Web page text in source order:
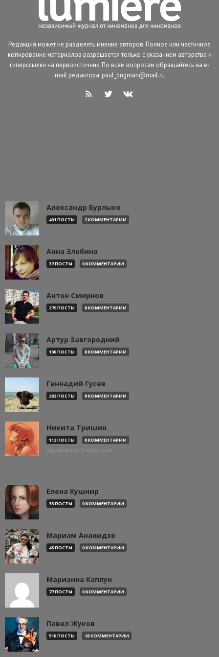
Редакция может не разделять мнение авторов. Полное или частичное
копирование материалов разрешается только с указанием авторства и
гиперссылки на первоисточник. По всем вопросам обращайтесь на e-
mail редактора: paul_bugman@mail.ru
Александр Бурлыко
491 ПОСТЫ 2 КОММЕНТАРИИ
Анна Злобина
37 ПОСТЫ 0 КОММЕНТАРИИ
Антон Смирнов
279 ПОСТЫ 0 КОММЕНТАРИИ
Артур Завгородний
136 ПОСТЫ 0 КОММЕНТАРИИ
Геннадий Гусев
283 ПОСТЫ 0 КОММЕНТАРИИ
Никита Тришин
113 ПОСТЫ 0 КОММЕНТАРИИ
http://evil-eye13.tumblr.com
Елена Кушнир
33 ПОСТЫ 0 КОММЕНТАРИИ
Мариам Ананидзе
45 ПОСТЫ 0 КОММЕНТАРИИ
Марианна Каплун
77 ПОСТЫ 0 КОММЕНТАРИИ
Павел Жуков
510 ПОСТЫ 18 КОММЕНТАРИИ